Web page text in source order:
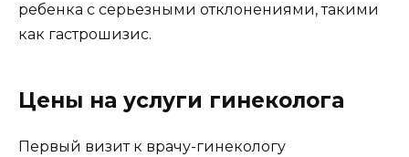
ребенка с серьезными отклонениями, такими
как гастрошизис.
Цены на услуги гинеколога
Первый визит к врачу-гинекологу